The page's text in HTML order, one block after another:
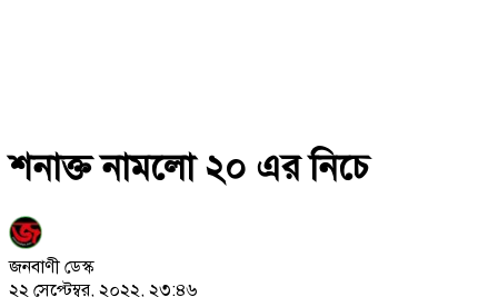
শনাক্ত নামলো ২০ এর নিচে
জনবাণী ডেস্ক
২২ সেপ্টেম্বর, ২০২২, ২৩:৪৬